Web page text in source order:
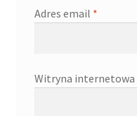
Adres email *
Witryna internetowa